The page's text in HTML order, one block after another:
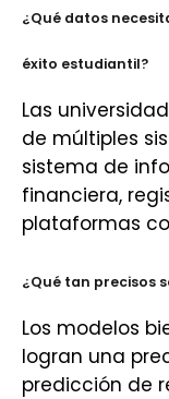
¿Qué datos
éxito estudiantil?
Las
de múltiples
sistema de
financiera,
plataformas
¿Qué tan precisos
Los modelos
logran una
predicción de